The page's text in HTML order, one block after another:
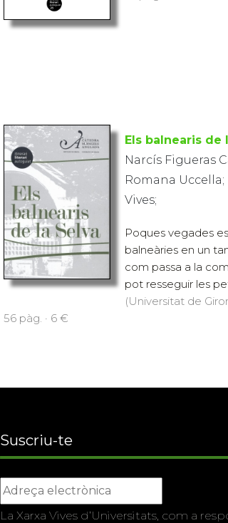
Els balnearis de
Narcís Figueras
Romana
Vives;
Poques vegades
balneàries en un
com passa a la
pot resseguir les
(Universitat de
56 pàg. · 6 €
Suscriu-te
La Xarxa Vives d’Universitats, com a